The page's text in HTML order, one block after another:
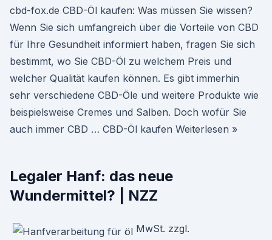
cbd-fox.de CBD-Öl kaufen: Was müssen Sie wissen?
Wenn Sie sich umfangreich über die Vorteile von CBD
für Ihre Gesundheit informiert haben, fragen Sie sich
bestimmt, wo Sie CBD-Öl zu welchem Preis und
welcher Qualität kaufen können. Es gibt immerhin
sehr verschiedene CBD-Öle und weitere Produkte wie
beispielsweise Cremes und Salben. Doch wofür Sie
auch immer CBD … CBD-Öl kaufen Weiterlesen »
Legaler Hanf: das neue
Wundermittel? | NZZ
MwSt. zzgl.